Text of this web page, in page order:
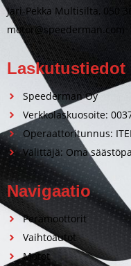
Jari-Pekka Multisilta, 050
motor@speederman.com
Laskutustiedot
Speederman Oy
Verkkolaskuosoite:
Operaattoritunnus:
Välittäjä: Oma
Navigaatio
Perämoottorit
Vaihtoautot
Motot